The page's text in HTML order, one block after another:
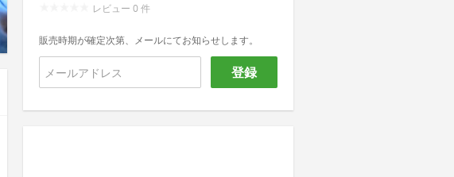
レビュー 0 件
販売時期が確定次第、メールにてお知らせします。
登録